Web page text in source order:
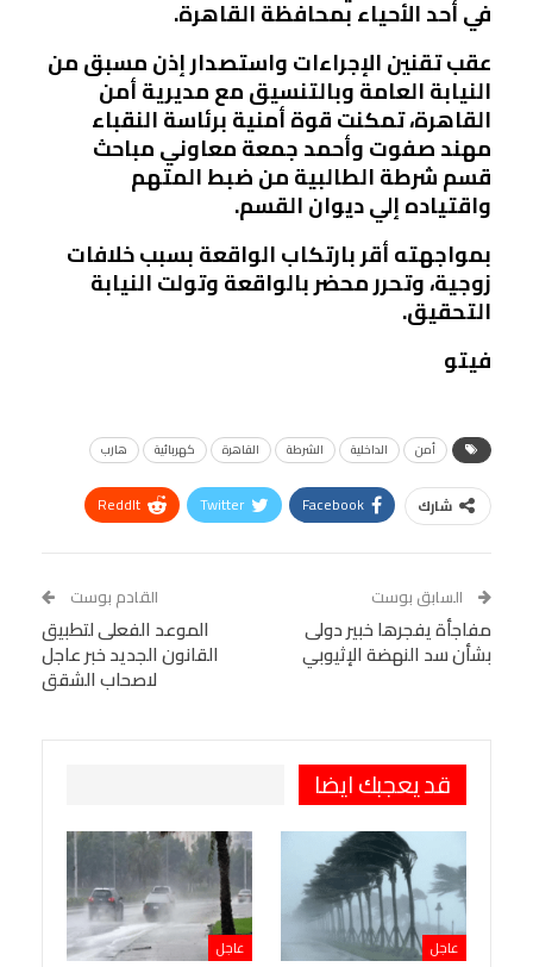
في أحد الأحياء بمحافظة القاهرة.
عقب تقنين الإجراءات واستصدار إذن مسبق من
النيابة العامة وبالتنسيق مع مديرية أمن
القاهرة، تمكنت قوة أمنية برئاسة النقباء
مهند صفوت وأحمد جمعة معاوني مباحث
قسم شرطة الطالبية من ضبط المتهم
واقتياده إلي ديوان القسم.
بمواجهته أقر بارتكاب الواقعة بسبب خلافات
زوجية، وتحرر محضر بالواقعة وتولت النيابة
التحقيق.
فيتو
أمن الداخلية الشرطة القاهرة كهربائية هارب
شارك Facebook
Twitter
ReddIt
Tumblr
البريد الإلكتروني
VK
Digg
LINE
BlackBerry
Viber
السابق بوست
مفاجأة يفجرها خبير دولى
بشأن سد النهضة الإثيوبي
القادم بوست
الموعد الفعلى لتطبيق
القانون الجديد خبر عاجل
لاصحاب الشقق
قد يعجبك ايضا
عاجل عاجل